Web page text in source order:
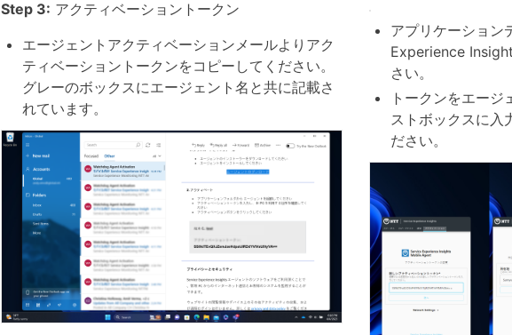
Step 3: アクティベーショントークン
エージェントアクティベーションメールよりアク
ティベーショントークンをコピーしてください。
グレーのボックスにエージェント名と共に記載さ
れています。
アプリケーション
Experience
さい。
トークンをエー
ストボックスに入
ださい。